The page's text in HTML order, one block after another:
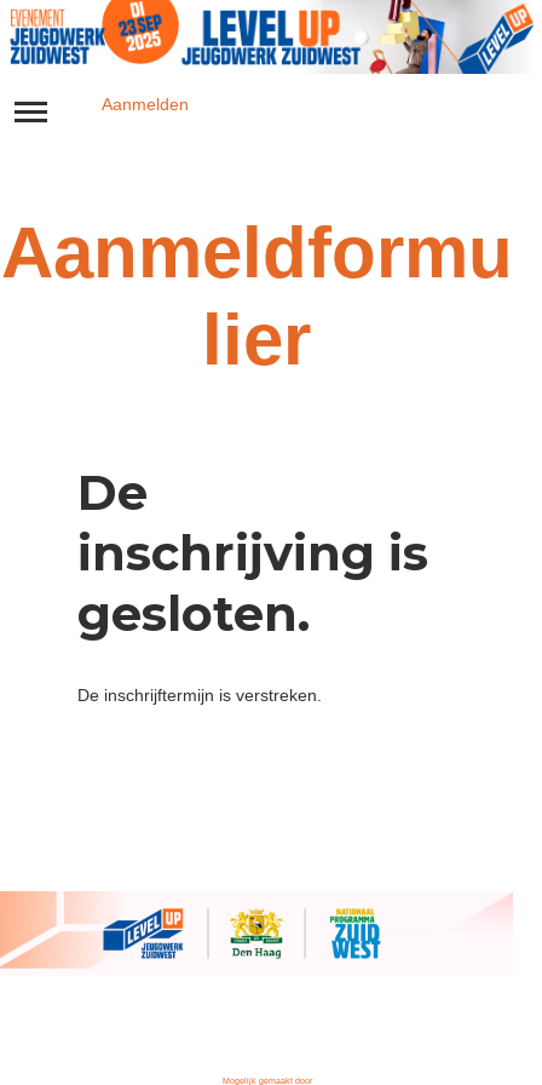
Timetable
InloggenAanmelden
Aanmeldformu
lier​​
De
inschrijving is
gesloten.
De inschrijftermijn is verstreken.
Mogelijk gemaakt door